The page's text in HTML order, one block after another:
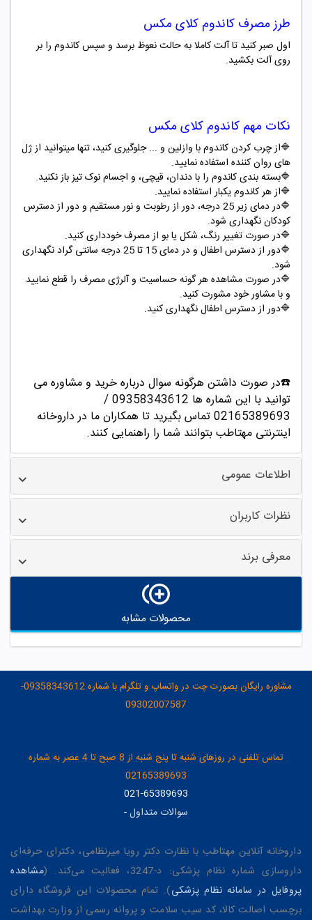
طرز مصرف کاندوم کلای مکس
اول صبر کنید تا آلت کاملا به حالت نعوظ برسد و سپس کاندوم را بر
روی آلت بکشید.
نکات مهم کاندوم کلای مکس
🔷از چرب کردن کاندوم با وازلین و ... جلوگیری کنید، تنها میتوانید از ژل
های روان کننده استفاده نمایید.
🔷بسته بندی کاندوم را با دندان، قیچی، و اجسام نوک تیز باز نکنید.
🔷از هر کاندوم یکبار استفاده نمایید.
🔷در دمای زیر 25 درجه، دور از رطوبت و نور مستقیم و دور از دسترس
کودکان نگهداری شود.
🔷در صورت تغییر رنگ، شکل یا بو از مصرف خودداری کنید.
🔷دور از دسترس اطفال و در دمای 15 تا 25 درجه سانتی گراد نگهداری
شود.
🔷در صورت مشاهده هر گونه حساسیت و آلرژی مصرف را قطع نمایید
و با مشاور خود مشورت کنید.
🔷دور از دسترس اطفال نگهداری کنید.
☎️در صورت داشتن هرگونه سوال درباره خرید و مشاوره می
توانید با این شماره ها 09358343612 /
02165389693تماس بگیرید تا همکاران ما در داروخانه
اینترنتی مهتاطب بتوانند شما را راهنمایی کنند.
اطلاعات عمومی
نظرات کاربران
معرفی برند
محصولات مشابه
مشاوره رایگان بصورت چت در واتساپ و تلگرام با شماره 09358343612-
09302007587
تماس تلفنی در روزهای شنبه تا پنج شنبه از 8 صبح تا 4 عصر به شماره
02165389693
021-65389693
سوالات متداول-
داروخانه آنلاین مهتاطب با نظارت دکتر رویا میرنظامی، دکترای حرفه‌ای
داروسازی شماره نظام پزشکی: د-3247، فعالیت می‌کند. (
مشاهده
پروفایل در سامانه نظام پزشکی). تمام محصولات این فروشگاه دارای
برچسب اصالت کالا، کد سیب سلامت و پروانه رسمی از وزارت بهداشت